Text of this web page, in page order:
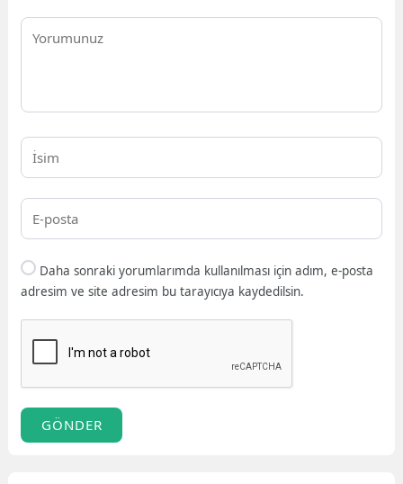
Daha sonraki yorumlarımda kullanılması için adım, e-posta
adresim ve site adresim bu tarayıcıya kaydedilsin.
GÖNDER